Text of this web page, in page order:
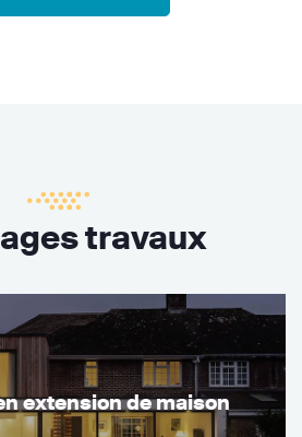
travaux
extension de maison